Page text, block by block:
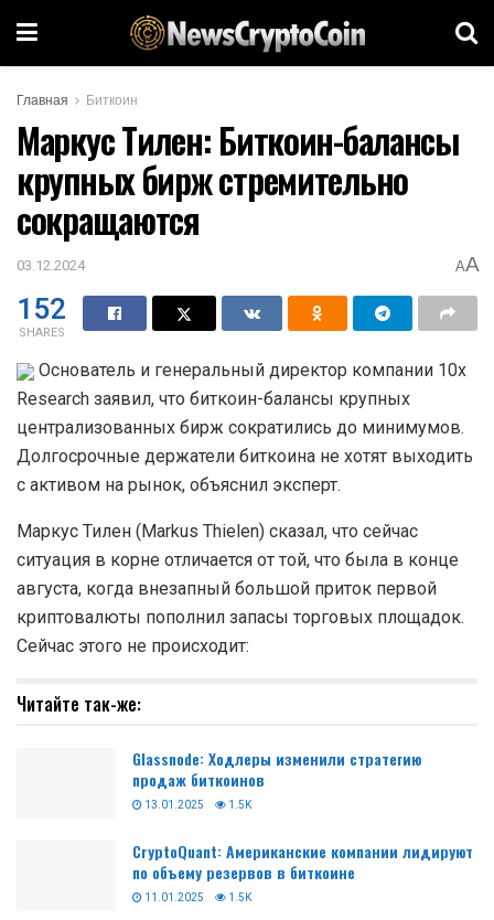
Главная Биткоин
Маркус Тилен: Биткоин-балансы
крупных бирж стремительно
сокращаются
03.12.2024 AA
152
SHARES
Основатель и генеральный директор компании 10x
Research заявил, что биткоин-балансы крупных
централизованных бирж сократились до минимумов.
Долгосрочные держатели биткоина не хотят выходить
с активом на рынок, объяснил эксперт.
Маркус Тилен (Markus Thielen) сказал, что сейчас
ситуация в корне отличается от той, что была в конце
августа, когда внезапный большой приток первой
криптовалюты пополнил запасы торговых площадок.
Сейчас этого не происходит:
Читайте так-же:
Glassnode: Ходлеры изменили стратегию
продаж биткоинов
13.01.2025 1.5K
CryptoQuant: Американские компании лидируют
по объему резервов в биткоине
11.01.2025 1.5K